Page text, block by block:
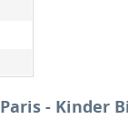
- Kinder